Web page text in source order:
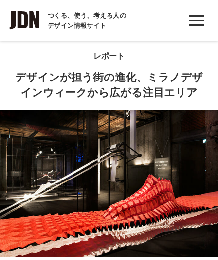
つくる、使う、考える人の
デザイン情報サイト
INTERVIEW
インタビュー
REPORT
COLUMN
レポート
デザインが担う街の進化、ミラノデザ
インウィークから広がる注目エリア